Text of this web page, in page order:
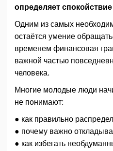
определяет спокойствие
Одним из самых
остаётся умение
временем финансовая
важной частью
человека.
Многие молодые люди
не понимают:
● как правильно
● почему важно
● как избегать